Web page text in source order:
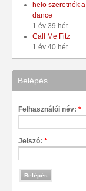
helo szeretnék a
dance
1 év 39 hét
Call Me Fitz
1 év 40 hét
Belépés
Felhasználói név: *
Jelszó: *